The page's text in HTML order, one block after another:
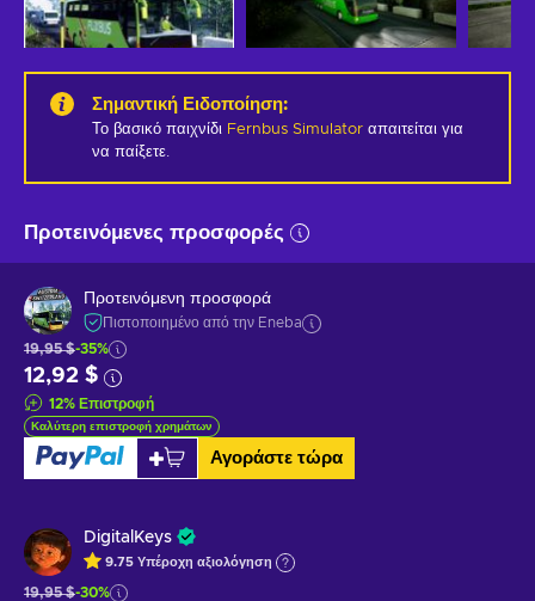
Σημαντική Ειδοποίηση:
Το βασικό παιχνίδι Fernbus Simulator απαιτείται για
να παίξετε.
Προτεινόμενες προσφορές
Προτεινόμενη προσφορά
Πιστοποιημένο από την Eneba
19,95 $-35%
12,92 $
12% Επιστροφή
Καλύτερη επιστροφή χρημάτων
Αγοράστε τώρα
DigitalKeys
9.75 Υπέροχη αξιολόγηση
19,95 $-30%